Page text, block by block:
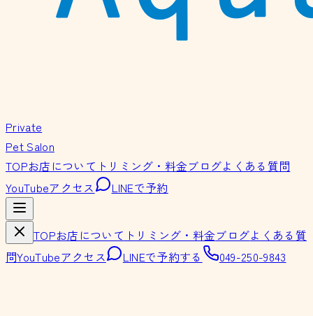
Private
Pet Salon
TOPお店について トリミング・料金ブログよくある質問
YouTubeアクセス LINEで予約
TOPお店について トリミング・料金ブログよくある質
問YouTubeアクセス LINEで予約する 049-250-9843